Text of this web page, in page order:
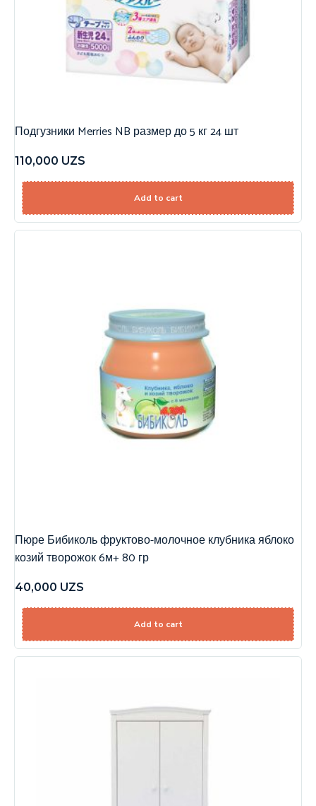
Подгузники Merries NB размер до 5 кг 24 шт
110,000 UZS
Add to cart
Пюре Бибиколь фруктово-молочное клубника яблоко
козий творожок 6м+ 80 гр
40,000 UZS
Add to cart